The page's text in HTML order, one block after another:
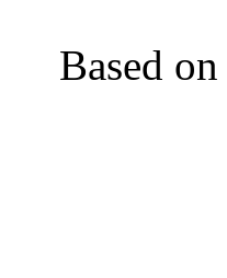
Based on